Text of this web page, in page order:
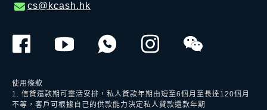
cs@kcash.hk
使用條款
1. 信貸還款期可靈活安排，私人貸款年期由短至6個月至長達120個月
不等，客戶可根據自己的供款能力決定私人貸款還款年期